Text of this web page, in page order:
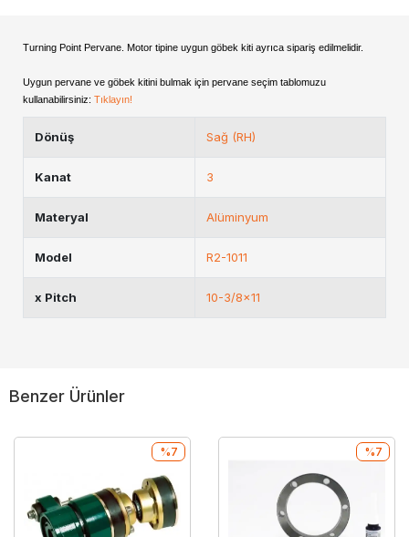
Turning Point Pervane. Motor tipine uygun göbek kiti ayrıca sipariş edilmelidir.
Uygun pervane ve göbek kitini bulmak için pervane seçim tablomuzu
kullanabilirsiniz: Tıklayın!
Dönüş Sağ (RH)
Kanat 3
Materyal Alüminyum
Model R2-1011
x Pitch 10-3/8x11
Benzer Ürünler
%7 %7